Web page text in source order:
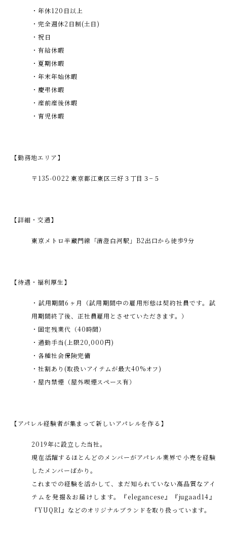
・年休120日以上
・完全週休2日制(土日)
・祝日
・有給休暇
・夏期休暇
・年末年始休暇
・慶弔休暇
・産前産後休暇
・育児休暇
【勤務地エリア】
〒135-0022 東京都江東区三好３丁目３−５
【詳細・交通】
東京メトロ半蔵門線「清澄白河駅」B2出口から徒歩9分
【待遇・福利厚生】
・試用期間6ヶ月（試用期間中の雇用形態は契約社員です。試
用期間終了後、正社員雇用とさせていただきます。）
・固定残業代（40時間）
・通勤手当(上限20,000円)
・各種社会保険完備
・社割あり(取扱いアイテムが最大40%オフ)
・屋内禁煙（屋外喫煙スペース有）
【アパレル経験者が集まって新しいアパレルを作る】
2019年に設立した当社。
現在活躍するほとんどのメンバーがアパレル業界で小売を経験
したメンバーばかり。
これまでの経験を活かして、まだ知られていない高品質なアイ
テムを発掘&お届けします。『elegancese』『jugaad14』
『YUQRI』などのオリジナルブランドを取り扱っています。